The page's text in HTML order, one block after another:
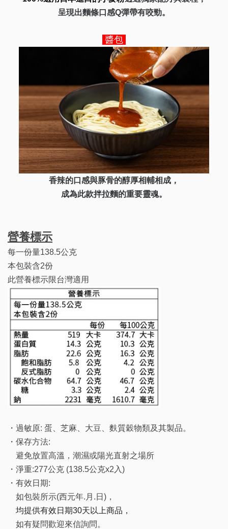
呈現出麵條口感Q彈帶有咬勁。
醬包
香辣的口感與豚骨的醇厚相輔相成，
成為此款拌拉麵的重要靈魂。
營養標示
每一份量138.5公克
本包裝含2份
此營養標示限台灣適用
・過敏原: 蛋、芝麻、大豆、麩質穀物類及其製品。
・保存方法:
避免放置高溫，潮濕或陽光直射之場所
・淨重:277公克 (138.5公克x2入)
・有效日期:
如包裝所示(西元年.月.日)，
均提供有效日期30天以上商品，
如有疑問歡迎來信詢問。